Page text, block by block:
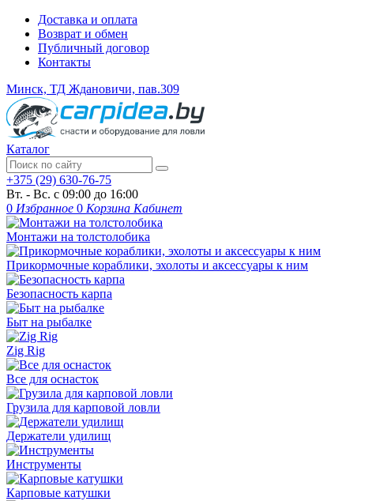
Доставка и оплата
Возврат и обмен
Публичный договор
Контакты
Минск, ТД Ждановичи, пав.309
Каталог
+375 (29) 630-76-75
Вт. - Вс. с 09:00 до 16:00
0 Избранное 0 Корзина Кабинет
Монтажи на толстолобика
Прикормочные кораблики, эхолоты и аксессуары к ним
Безопасность карпа
Быт на рыбалке
Zig Rig
Все для оснасток
Грузила для карповой ловли
Держатели удилищ
Инструменты
Карповые катушки